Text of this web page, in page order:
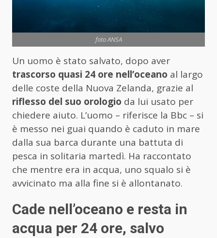
foto ANSA
Un uomo è stato salvato, dopo aver
trascorso quasi 24 ore nell’oceano al largo
delle coste della Nuova Zelanda, grazie al
riflesso del suo orologio da lui usato per
chiedere aiuto. L’uomo – riferisce la Bbc – si
è messo nei guai quando è caduto in mare
dalla sua barca durante una battuta di
pesca in solitaria martedì. Ha raccontato
che mentre era in acqua, uno squalo si è
avvicinato ma alla fine si è allontanato.
Cade nell’oceano e resta in
acqua per 24 ore, salvo